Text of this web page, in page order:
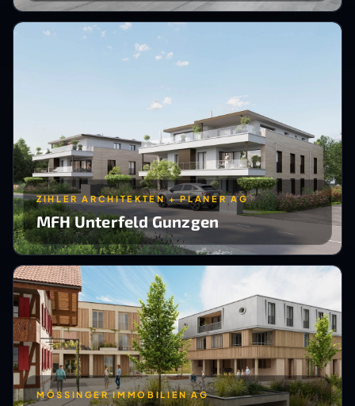
ZIHLER ARCHITEKTEN + PLANER AG
MFH Unterfeld Gunzgen
MÖSSINGER IMMOBILIEN AG